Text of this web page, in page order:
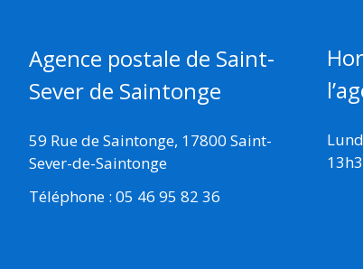
Agence postale de Saint-
Sever de Saintonge
59 Rue de Saintonge, 17800 Saint-
Sever-de-Saintonge
Téléphone : 05 46 95 82 36